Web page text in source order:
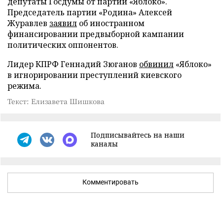
Председатель партии «Родина» Алексей
Журавлев заявил об иностранном
финансировании предвыборной кампании
политических оппонентов.
Лидер КПРФ Геннадий Зюганов обвинил «Яблоко»
в игнорировании преступлений киевского
режима.
Текст: Елизавета Шишкова
Подписывайтесь на наши
каналы
Комментировать